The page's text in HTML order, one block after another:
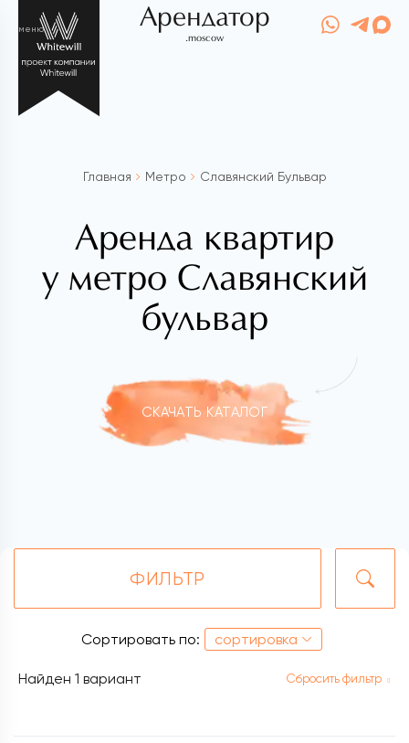
меню Арендатор
.moscow
Главная Метро Славянский Бульвар
Аренда квартир
у метро Славянский
бульвар
СКАЧАТЬ КАТАЛОГ
ФИЛЬТР
Найден 1 вариант Сбросить фильтр
Сортировать по: сортировка